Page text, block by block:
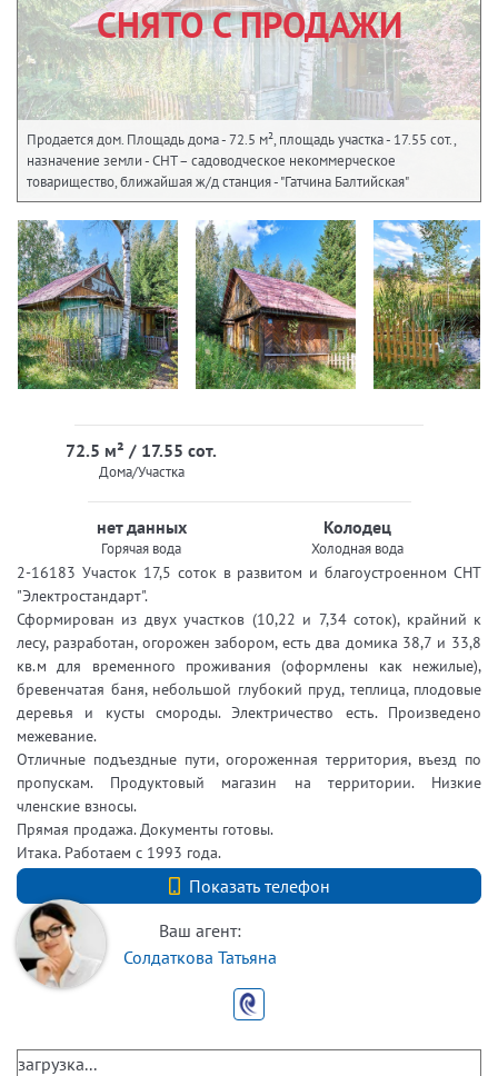
СНЯТО С ПРОДАЖИ
Продается дом. Площадь дома - 72.5 м², площадь участка - 17.55 сот.,
назначение земли - СНТ – садоводческое некоммерческое
товарищество, ближайшая ж/д станция - "Гатчина Балтийская"
72.5 м² / 17.55 сот.
Дома/Участка
нет данных
Горячая вода
Колодец
Холодная вода
2-16183 Участок 17,5 соток в развитом и благоустроенном СНТ
"Электростандарт".
Сформирован из двух участков (10,22 и 7,34 соток), крайний к
лесу, разработан, огорожен забором, есть два домика 38,7 и 33,8
кв.м для временного проживания (оформлены как нежилые),
бревенчатая баня, небольшой глубокий пруд, теплица, плодовые
деревья и кусты смороды. Электричество есть. Произведено
межевание.
Отличные подъездные пути, огороженная территория, въезд по
пропускам. Продуктовый магазин на территории. Низкие
членские взносы.
Прямая продажа. Документы готовы.
Итака. Работаем с 1993 года.
Показать телефон
+7 (812) 740-70-40
Ваш агент:
Солдаткова Татьяна
загрузка...